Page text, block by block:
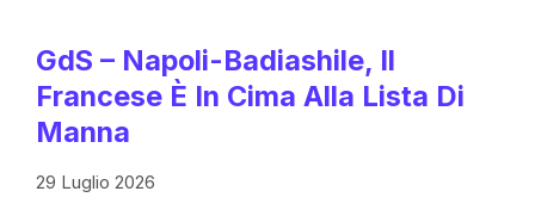
GdS – Napoli-Badiashile, Il
Francese È In Cima Alla Lista Di
Manna
29 Luglio 2026